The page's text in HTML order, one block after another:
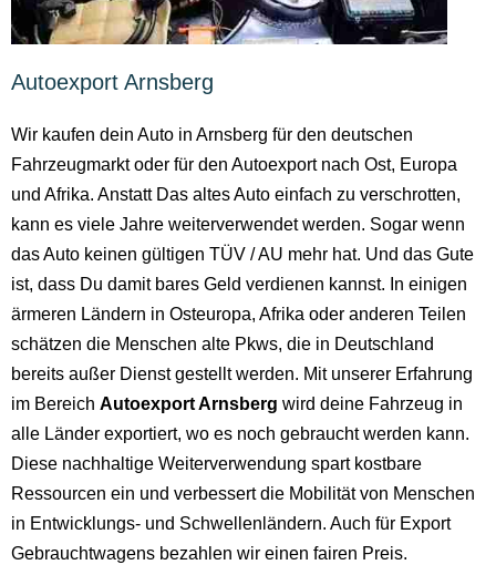
Autoexport Arnsberg
Wir kaufen dein Auto in Arnsberg für den deutschen
Fahrzeugmarkt oder für den Autoexport nach Ost, Europa
und Afrika. Anstatt Das altes Auto einfach zu verschrotten,
kann es viele Jahre weiterverwendet werden. Sogar wenn
das Auto keinen gültigen TÜV / AU mehr hat. Und das Gute
ist, dass Du damit bares Geld verdienen kannst. In einigen
ärmeren Ländern in Osteuropa, Afrika oder anderen Teilen
schätzen die Menschen alte Pkws, die in Deutschland
bereits außer Dienst gestellt werden. Mit unserer Erfahrung
im Bereich Autoexport Arnsberg wird deine Fahrzeug in
alle Länder exportiert, wo es noch gebraucht werden kann.
Diese nachhaltige Weiterverwendung spart kostbare
Ressourcen ein und verbessert die Mobilität von Menschen
in Entwicklungs- und Schwellenländern. Auch für Export
Gebrauchtwagens bezahlen wir einen fairen Preis.